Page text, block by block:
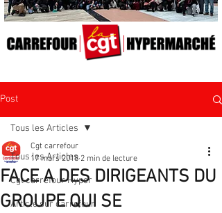
Post
Tous les Articles
Cgt carrefour Hyper
Article sur carrefour
Tous les Articles
FACE A DES DIRIGEANTS DU
GROUPE QUI SE
Cgt carrefour
17 mars 2018 2 min de lecture